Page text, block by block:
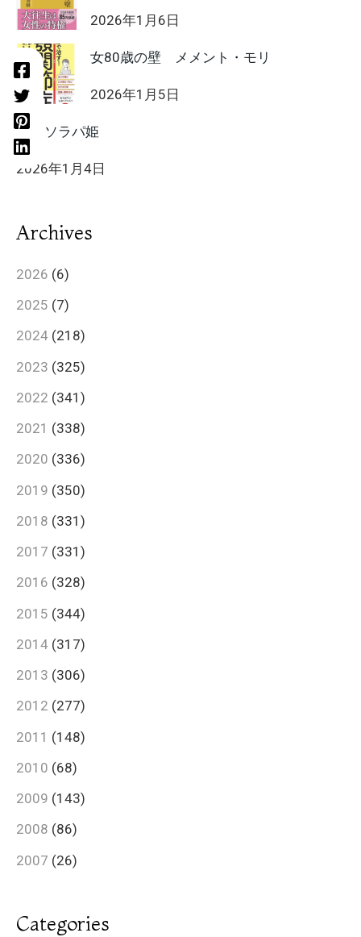
2026年1月6日
女80歳の壁 メメント・モリ
2026年1月5日
HIIT ソラパ姫
2026年1月4日
Archives
2026 (6)
2025 (7)
2024 (218)
2023 (325)
2022 (341)
2021 (338)
2020 (336)
2019 (350)
2018 (331)
2017 (331)
2016 (328)
2015 (344)
2014 (317)
2013 (306)
2012 (277)
2011 (148)
2010 (68)
2009 (143)
2008 (86)
2007 (26)
Categories